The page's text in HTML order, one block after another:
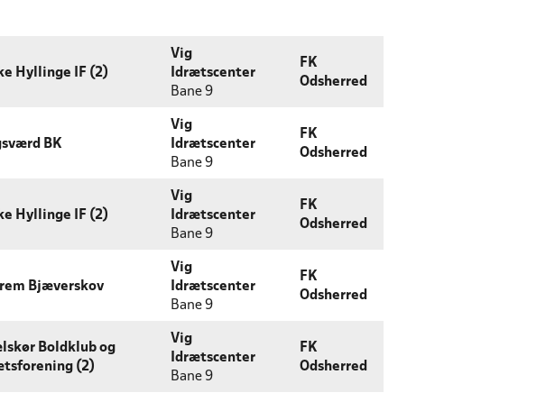
Hyllinge IF (2)
Vig
Idrætscenter
Bane 9
FK
Odsherred
BK
Vig
Idrætscenter
Bane 9
FK
Odsherred
Hyllinge IF (2)
Vig
Idrætscenter
Bane 9
FK
Odsherred
Bjæverskov
Vig
Idrætscenter
Bane 9
FK
Odsherred
Boldklub og
(2)
Vig
Idrætscenter
Bane 9
FK
Odsherred